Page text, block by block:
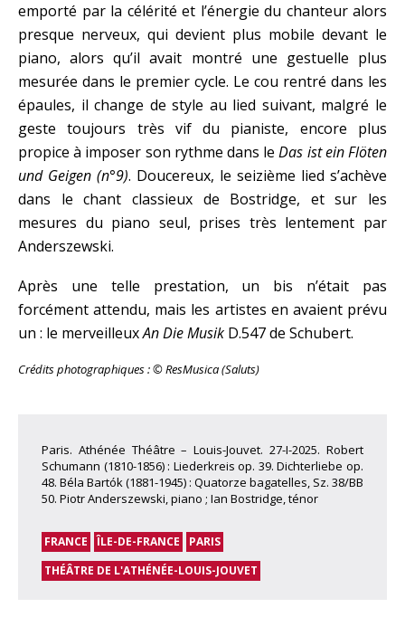
emporté par la célérité et l’énergie du chanteur alors
presque nerveux, qui devient plus mobile devant le
piano, alors qu’il avait montré une gestuelle plus
mesurée dans le premier cycle. Le cou rentré dans les
épaules, il change de style au lied suivant, malgré le
geste toujours très vif du pianiste, encore plus
propice à imposer son rythme dans leDas ist ein Flöten
und Geigen (n°9). Doucereux, le seizième lied s’achève
dans le chant classieux de Bostridge, et sur les
mesures du piano seul, prises très lentement par
Anderszewski.
Après une telle prestation, un bis n’était pas
forcément attendu, mais les artistes en avaient prévu
un : le merveilleuxAn Die Musik D.547 de Schubert.
Crédits photographiques : © ResMusica (Saluts)
Paris. Athénée Théâtre – Louis-Jouvet. 27-I-2025. Robert
Schumann (1810-1856) : Liederkreis op. 39. Dichterliebe op.
48. Béla Bartók (1881-1945) : Quatorze bagatelles, Sz. 38/BB
50. Piotr Anderszewski, piano ; Ian Bostridge, ténor
FRANCE ÎLE-DE-FRANCE
PARIS
THÉÂTRE DE L'ATHÉNÉE-LOUIS-JOUVET